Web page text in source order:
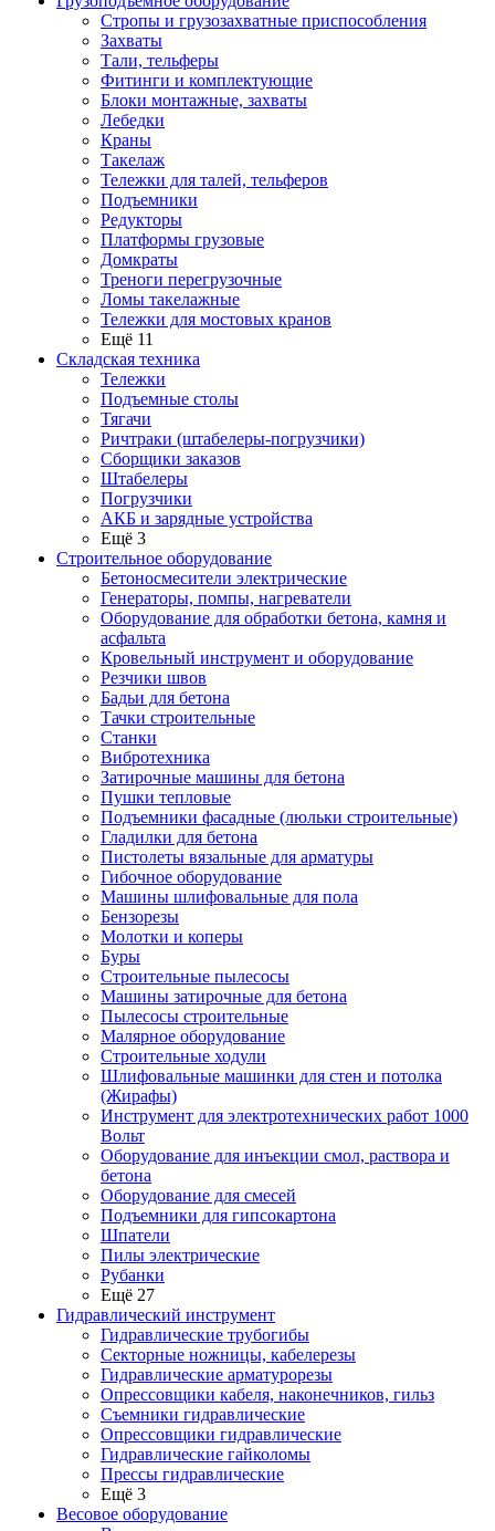
Стропы и грузозахватные приспособления
Захваты
Тали, тельферы
Фитинги и комплектующие
Блоки монтажные, захваты
Лебедки
Краны
Такелаж
Тележки для талей, тельферов
Подъемники
Редукторы
Платформы грузовые
Домкраты
Треноги перегрузочные
Ломы такелажные
Тележки для мостовых кранов
Ещё 11
Складская техника
Тележки
Подъемные столы
Тягачи
Ричтраки (штабелеры-погрузчики)
Сборщики заказов
Штабелеры
Погрузчики
АКБ и зарядные устройства
Ещё 3
Строительное оборудование
Бетоносмесители электрические
Генераторы, помпы, нагреватели
Оборудование для обработки бетона, камня и
асфальта
Кровельный инструмент и оборудование
Резчики швов
Бадьи для бетона
Тачки строительные
Станки
Вибротехника
Затирочные машины для бетона
Пушки тепловые
Подъемники фасадные (люльки строительные)
Гладилки для бетона
Пистолеты вязальные для арматуры
Гибочное оборудование
Машины шлифовальные для пола
Бензорезы
Молотки и коперы
Буры
Строительные пылесосы
Машины затирочные для бетона
Пылесосы строительные
Малярное оборудование
Строительные ходули
Шлифовальные машинки для стен и потолка
(Жирафы)
Инструмент для электротехнических работ 1000
Вольт
Оборудование для инъекции смол, раствора и
бетона
Оборудование для смесей
Подъемники для гипсокартона
Шпатели
Пилы электрические
Рубанки
Ещё 27
Гидравлический инструмент
Гидравлические трубогибы
Секторные ножницы, кабелерезы
Гидравлические арматурорезы
Опрессовщики кабеля, наконечников, гильз
Съемники гидравлические
Опрессовщики гидравлические
Гидравлические гайколомы
Прессы гидравлические
Ещё 3
Весовое оборудование